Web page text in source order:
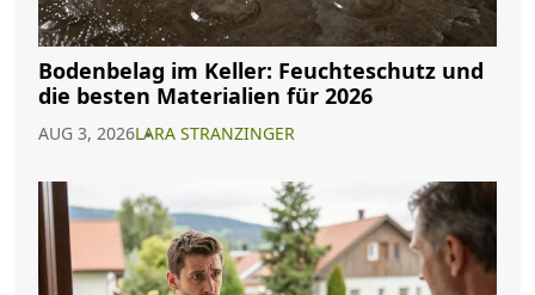
Bodenbelag im Keller: Feuchteschutz und
die besten Materialien für 2026
AUG 3, 2026LARA STRANZINGER